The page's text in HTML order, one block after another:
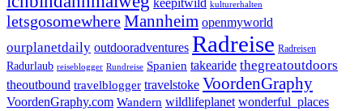
keepitwild kulturerhalten
letsgosomewhereMannheim openmyworld
ourplanetdaily outdooradventures Radreise Radreisen
Radurlaub reiseblogger Rundreise Spanien takearide thegreatoutdoors
theoutbound travelblogger travelstoke VoordenGraphy
VoordenGraphy.com Wandern wildlifeplanet wonderful_places